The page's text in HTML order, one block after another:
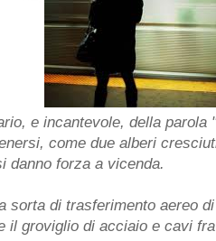
e incantevole, della parola
come due alberi
danno forza a vicenda.
sorta di trasferimento aereo
il groviglio di acciaio e cavi